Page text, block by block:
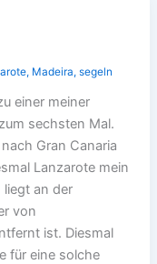
, Madeira, segeln
einer meiner
sechsten Mal.
Gran Canaria
Lanzarote mein
liegt an der
von
ist. Diesmal
für eine solche